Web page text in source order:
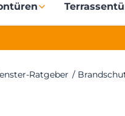
Ratgeber /